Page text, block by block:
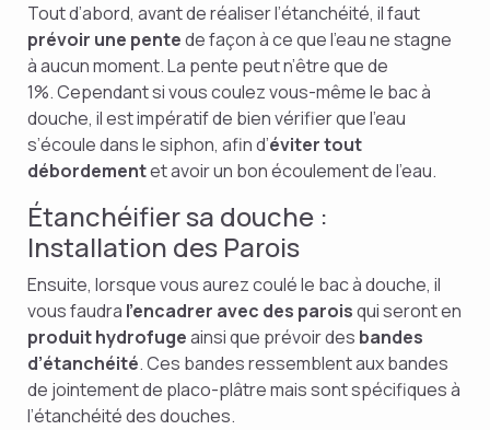
Tout d’abord, avant de réaliser l’étanchéité, il faut
prévoir une pentede façon à ce que l’eau ne stagne
à aucun moment. La pente peut n’être que de
1%. Cependant si vous coulez vous-même le bac à
douche, il est impératif de bien vérifier que l’eau
s’écoule dans le siphon, afin d’éviter tout
débordementet avoir un bon écoulement de l’eau.
Étanchéifier sa douche :
Installation des Parois
Ensuite, lorsque vous aurez coulé le bac à douche, il
vous faudra l’encadrer avec des paroisqui seront en
produit hydrofugeainsi que prévoir des bandes
d’étanchéité. Ces bandes ressemblent aux bandes
de jointement de placo-plâtre mais sont spécifiques à
l’étanchéité des douches.